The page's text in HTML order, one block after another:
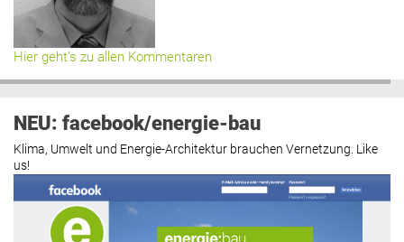
Hier geht’s zu allen Kommentaren
NEU: facebook/energie-bau
Klima, Umwelt und Energie-Architektur brauchen Vernetzung. Like
us!